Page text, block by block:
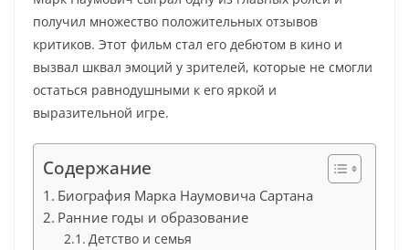
получил множество положительных отзывов
критиков. Этот фильм стал его дебютом в кино и
вызвал шквал эмоций у зрителей, которые не смогли
остаться равнодушными к его яркой и
выразительной игре.
Содержание
Биография Марка Наумовича Сартана
Ранние годы и образование
Детство и семья